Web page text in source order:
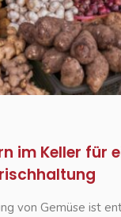
im Keller für
von Gemüse ist